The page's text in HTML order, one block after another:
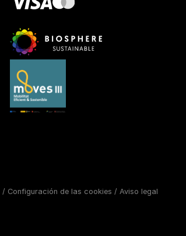
/ Configuración de las cookies / Aviso legal